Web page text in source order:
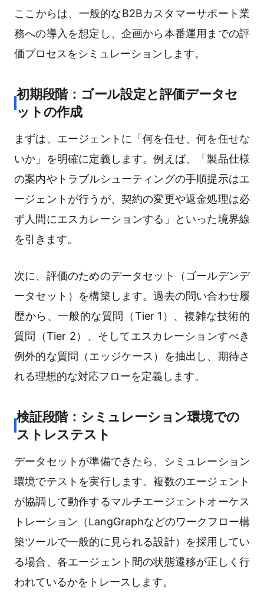
ここからは、一般的なB2Bカスタマーサポート業
務への導入を想定し、企画から本番運用までの評
価プロセスをシミュレーションします。
初期段階：ゴール設定と評価データセ
ットの作成
まずは、エージェントに「何を任せ、何を任せな
いか」を明確に定義します。例えば、「製品仕様
の案内やトラブルシューティングの手順提示はエ
ージェントが行うが、契約の変更や返金処理は必
ず人間にエスカレーションする」といった境界線
を引きます。
次に、評価のためのデータセット（ゴールデンデ
ータセット）を構築します。過去の問い合わせ履
歴から、一般的な質問（Tier 1）、複雑な技術的
質問（Tier 2）、そしてエスカレーションすべき
例外的な質問（エッジケース）を抽出し、期待さ
れる理想的な対応フローを定義します。
検証段階：シミュレーション環境での
ストレステスト
データセットが準備できたら、シミュレーション
環境でテストを実行します。複数のエージェント
が協調して動作するマルチエージェントオーケス
トレーション（LangGraphなどのワークフロー構
築ツールで一般的に見られる設計）を採用してい
る場合、各エージェント間の状態遷移が正しく行
われているかをトレースします。